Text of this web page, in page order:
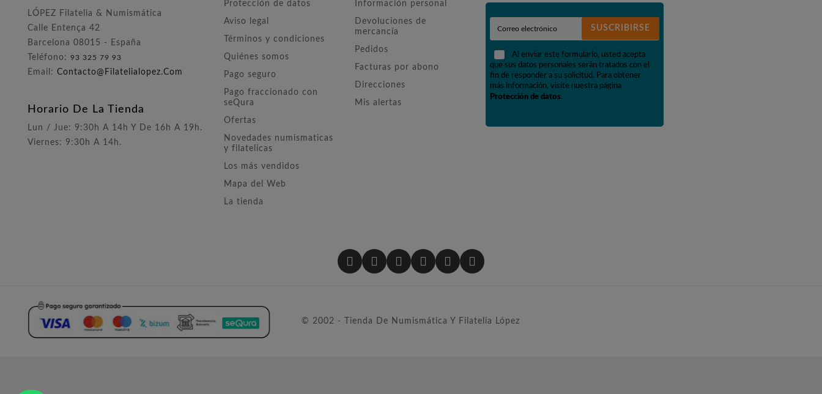
LÓPEZ Filatelia & Numismática
Calle Entença 42
Barcelona 08015 - España
Teléfono: 93 325 79 93
Email: Contacto@filatelialopez.com
Horario De La Tienda
Lun / Jue: 9:30h A 14h Y De 16h A 19h.
Viernes: 9:30h A 14h.
Protección de datos
Aviso legal
Términos y condiciones
Quiénes somos
Pago seguro
Pago fraccionado con
seQura
Ofertas
Novedades numismaticas
y filatelicas
Los más vendidos
Mapa del Web
La tienda
Información personal
Devoluciones de
mercancía
Pedidos
Facturas por abono
Direcciones
Mis alertas
SUSCRIBIRSE
Al enviar este formulario, usted acepta
que sus datos personales serán tratados con el
fin de responder a su solicitud. Para obtener
más información, visite nuestra página
Protección de datos.
© 2002 - Tienda De Numismática Y Filatelia López